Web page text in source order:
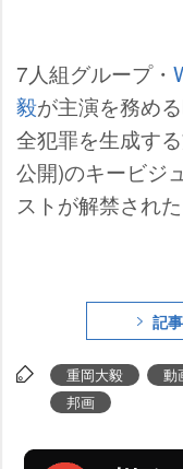
7人組グループ・
毅が主演を務め
全犯罪を生成す
公開)のキービジ
ストが解禁された
記
重岡大毅 動
邦画